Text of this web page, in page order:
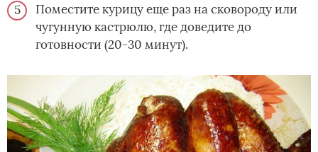
Поместите курицу еще раз на сковороду или
чугунную кастрюлю, где доведите до
готовности (20-30 минут).